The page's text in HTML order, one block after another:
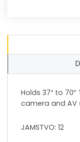
Holds 37″ to
camera and AV
JAMSTVO: 12